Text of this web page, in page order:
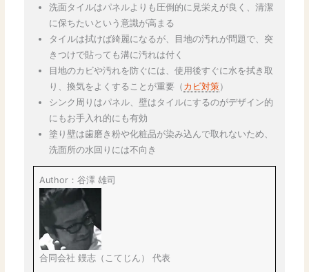
洗面タイルはパネルよりも圧倒的に見栄えが良く、清潔
に保ちたいという意識が高まる
タイルは拭けば綺麗になるが、目地の汚れが問題で、突
きつけで貼っても溝に汚れは付く
目地のカビや汚れを防ぐには、使用後すぐに水を拭き取
り、換気をよくすることが重要（ カビ対策）
シンク周りはパネル、壁はタイルにするのがデザイン的
にもお手入れ的にも有効
塗り壁は歯磨き粉や化粧品が染み込んで取れないため、
洗面所の水回りには不向き
Author：谷澤 雄司
合同会社 鏝志（こてじん） 代表